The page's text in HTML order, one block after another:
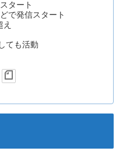
タート
で発信スタート
え
ても活動